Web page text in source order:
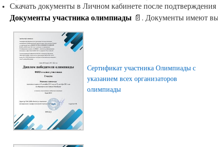
Скачать документы в Личном кабинете после
Документы участника олимпиады 📄. Документы имеют
Сертификат участника Олимпиады с
указанием всех организаторов
олимпиады